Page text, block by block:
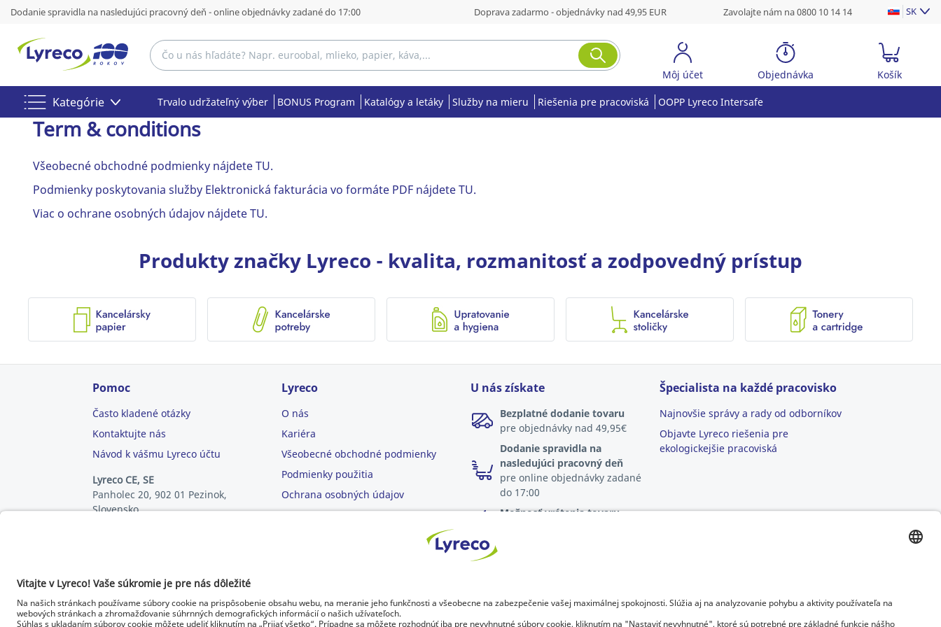
Dodanie spravidla na nasledujúci pracovný deň - online objednávky zadané do 17:00 Doprava zadarmo - objednávky nad 49,95 EUR Zavolajte nám na 0800 10 14 14 SK
Môj účet Objednávka Košík
Kategórie Trvalo udržateľný výber BONUS Program Katalógy a letáky Služby na mieru Riešenia pre pracoviská OOPP Lyreco Intersafe
Term & conditions
Všeobecné obchodné podmienky nájdete TU.
Podmienky poskytovania služby Elektronická fakturácia vo formáte PDF nájdete TU.
Viac o ochrane osobných údajov nájdete TU.
Produkty značky Lyreco - kvalita, rozmanitosť a zodpovedný prístup
Pomoc
Často kladené otázky
Kontaktujte nás
Návod k vášmu Lyreco účtu
Lyreco CE, SE
Panholec 20, 902 01 Pezinok,
Slovensko
Lyreco
O nás
Kariéra
Všeobecné obchodné podmienky
Podmienky použitia
Ochrana osobných údajov
Trvalo udržateľný rozvoj
U nás získate
Bezplatné dodanie tovaru
pre objednávky nad 49,95€
Dodanie spravidla na
nasledujúci pracovný deň
pre online objednávky zadané
do 17:00
Možnosť vrátenia tovaru
Špecialista na každé pracovisko
Najnovšie správy a rady od odborníkov
Objavte Lyreco riešenia pre
ekologickejšie pracoviská
© Lyreco 2026 | Dodávame
výhradne firmám a podnikateľom.
Identifikačné údaje|Všeobecné obchodné podmienky|Elektronická
fakturácia|Dokumenty na stiahnutie|Certifikáty a osvedčenia|